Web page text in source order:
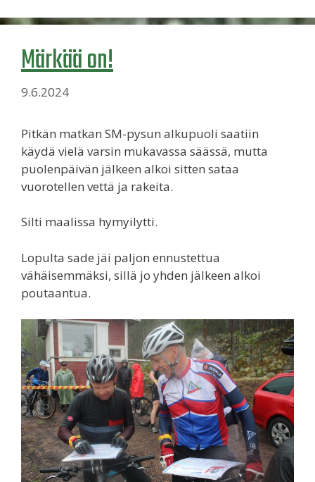
Märkää on!
9.6.2024
Pitkän matkan SM-pysun alkupuoli saatiin
käydä vielä varsin mukavassa säässä, mutta
puolenpäivän jälkeen alkoi sitten sataa
vuorotellen vettä ja rakeita.
Silti maalissa hymyilytti.
Lopulta sade jäi paljon ennustettua
vähäisemmäksi, sillä jo yhden jälkeen alkoi
poutaantua.